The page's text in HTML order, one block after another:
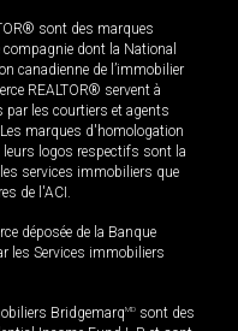
sont des marques
dont la National
canadienne de l’immobilier
REALTOR® servent à
les courtiers et agents
marques d'homologation
logos respectifs sont la
services immobiliers que
de l'ACI.
déposée de la Banque
les Services immobiliers
BridgemarqMD sont des